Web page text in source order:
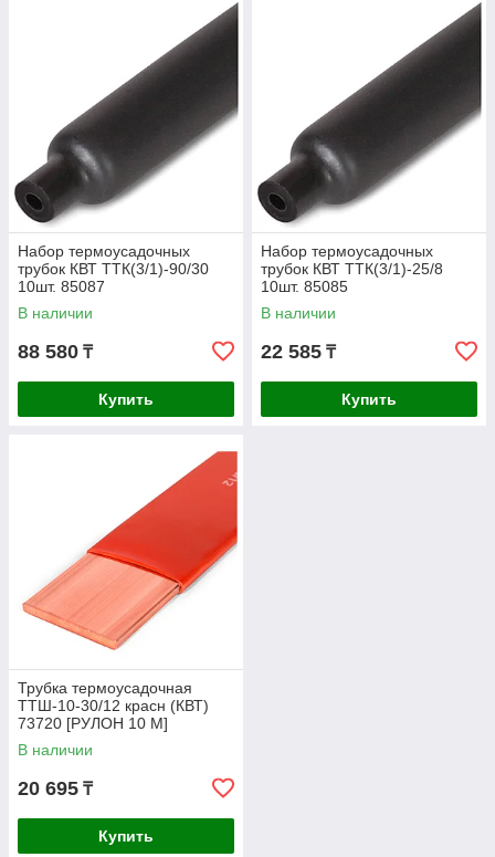
Набор термоусадочных
трубок КВТ ТТК(3/1)-90/30
10шт. 85087
В наличии
88 580 ₸
Купить
Набор термоусадочных
трубок КВТ ТТК(3/1)-25/8
10шт. 85085
В наличии
22 585 ₸
Купить
Трубка термоусадочная
ТТШ-10-30/12 красн (КВТ)
73720 [РУЛОН 10 М]
В наличии
20 695 ₸
Купить